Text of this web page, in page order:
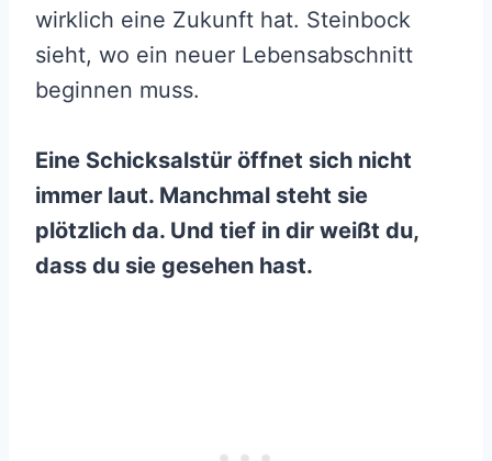
wirklich eine Zukunft hat. Steinbock
sieht, wo ein neuer Lebensabschnitt
beginnen muss.
Eine Schicksalstür öffnet sich nicht
immer laut. Manchmal steht sie
plötzlich da. Und tief in dir weißt du,
dass du sie gesehen hast.